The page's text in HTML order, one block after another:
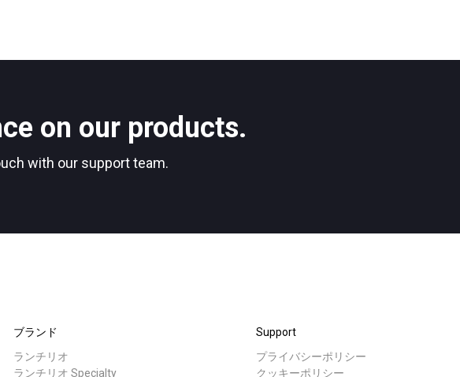
on our products.
with our support team.
ブランド
ランチリオ
ランチリオ Specialty
Support
プライバシーポリシー
クッキーポリシー